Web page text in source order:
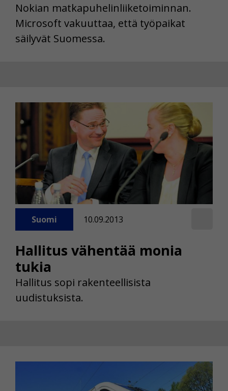
Nokian matkapuhelinliiketoiminnan.
Microsoft vakuuttaa, että työpaikat
säilyvät Suomessa.
Hallitus vähentää monia
tukia
Suomi 10.09.2013
Hallitus sopi rakenteellisista
uudistuksista.